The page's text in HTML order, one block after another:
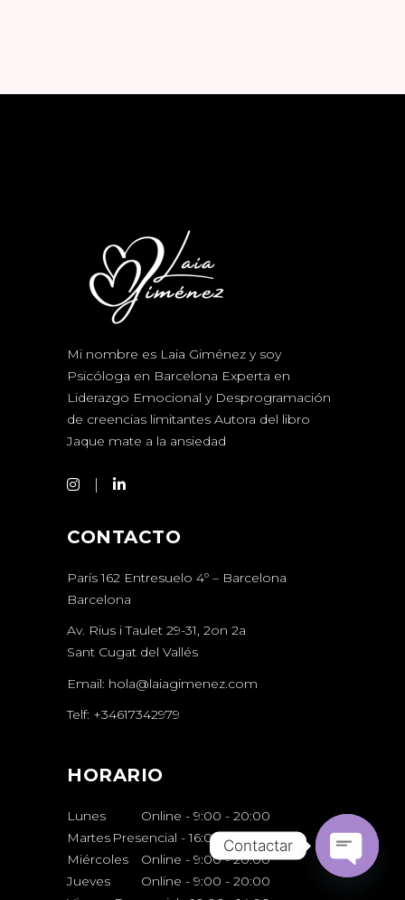
Mi nombre es Laia Giménez y soy
Psicóloga en Barcelona Experta en
Liderazgo Emocional y Desprogramación
de creencias limitantes Autora del libro
Jaque mate a la ansiedad
CONTACTO
París 162 Entresuelo 4º – Barcelona
Barcelona
Av. Rius i Taulet 29-31, 2on 2a
Sant Cugat del Vallés
Email: hola@laiagimenez.com
Telf: +34617342979
HORARIO
Lunes Online - 9:00 - 20:00
Martes Presencial - 16:00 - 20:00
Miércoles
Online - 9:00 - 20:00
Jueves
Online - 9:00 - 20:00
Contactar
Open